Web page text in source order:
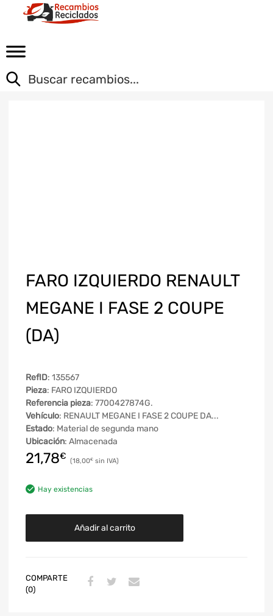
FARO IZQUIERDO RENAULT
MEGANE I FASE 2 COUPE
(DA)
RefID: 135567
Pieza: FARO IZQUIERDO
Referencia pieza: 7700427874G.
Vehículo: RENAULT MEGANE I FASE 2 COUPE DA...
Estado: Material de segunda mano
Ubicación: Almacenada
21,78€ 18,00€
Hay existencias
Añadir al carrito
COMPARTE
(0)